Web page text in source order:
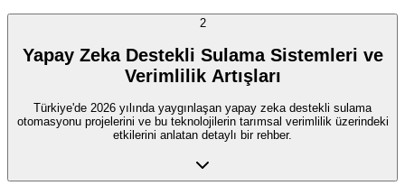
2
Yapay Zeka Destekli Sulama Sistemleri ve
Verimlilik Artışları
Türkiye'de 2026 yılında yaygınlaşan yapay zeka destekli sulama
otomasyonu projelerini ve bu teknolojilerin tarımsal verimlilik üzerindeki
etkilerini anlatan detaylı bir rehber.